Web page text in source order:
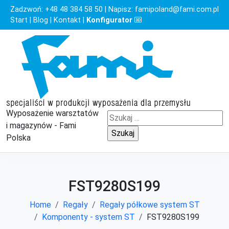
Zadzwoń: +48 48 384 58 50 | Napisz: famipoland@fami.com.pl
Start
Blog Kontakt Konfigurator
Wyposażenie warsztatów
i magazynów - Fami
Polska
Szukaj:
FST9280S199
Home Regały
Regały półkowe system ST
Komponenty - system ST
FST9280S199